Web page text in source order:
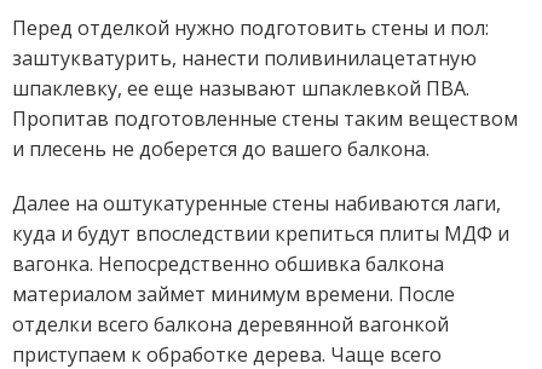
Перед отделкой нужно подготовить стены и пол:
заштукватурить, нанести поливинилацетатную
шпаклевку, ее еще называют шпаклевкой ПВА.
Пропитав подготовленные стены таким веществом
и плесень не доберется до вашего балкона.
Далее на оштукатуренные стены набиваются лаги,
куда и будут впоследствии крепиться плиты МДФ и
вагонка. Непосредственно обшивка балкона
материалом займет минимум времени. После
отделки всего балкона деревянной вагонкой
приступаем к обработке дерева. Чаще всего